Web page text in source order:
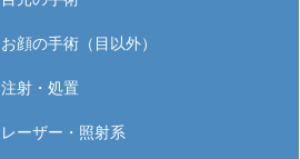
お顔の手術（目以外）
注射・処置
レーザー・照射系